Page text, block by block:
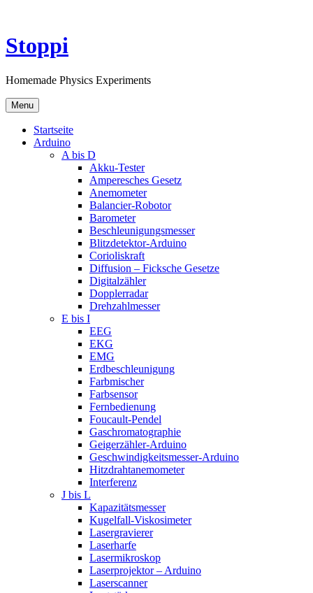
content
Stoppi
Homemade Physics Experiments
Menu
Startseite
Arduino
A bis D
Akku-Tester
Amperesches Gesetz
Anemometer
Balancier-Robotor
Barometer
Beschleunigungsmesser
Blitzdetektor-Arduino
Corioliskraft
Diffusion – Ficksche Gesetze
Digitalzähler
Dopplerradar
Drehzahlmesser
E bis I
EEG
EKG
EMG
Erdbeschleunigung
Farbmischer
Farbsensor
Fernbedienung
Foucault-Pendel
Gaschromatographie
Geigerzähler-Arduino
Geschwindigkeitsmesser-Arduino
Hitzdrahtanemometer
Interferenz
J bis L
Kapazitätsmesser
Kugelfall-Viskosimeter
Lasergravierer
Laserharfe
Lasermikroskop
Laserprojektor – Arduino
Laserscanner